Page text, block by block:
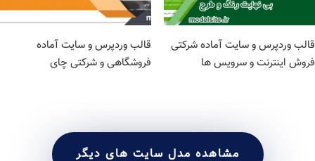
قالب وردپرس و سایت آماده شرکتی
فروش اینترنت و سرویس ها
قالب وردپرس و سایت آماده
فروشگاهی و شرکتی چای
مشاهده مدل سایت های دیگر